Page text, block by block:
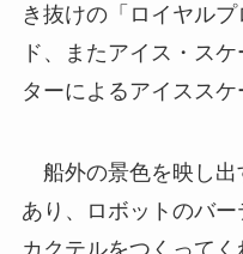
き抜けの「ロイヤル
ド、またアイス・ス
ターによるアイススケ
船外の景色を映し出
あり、ロボットのバ
カクテルをつくって